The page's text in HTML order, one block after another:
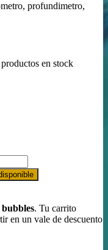
profundimetro,
en stock
bubbles. Tu carrito
en un vale de descuento